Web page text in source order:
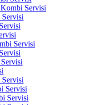
Servisi
Servisi
Servisi
Servisi